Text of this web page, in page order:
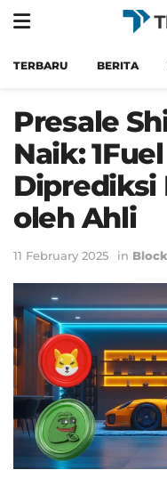
TERBARU BERITA
Presale
Naik:
Diprediksi
oleh Ahli
11 February 2025 in